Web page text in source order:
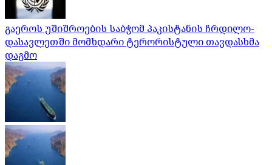
გაეროს უშიშროების საბჭომ პაკისტანის ჩრდილო-
დასავლეთში მომხდარი ტერორისტული თავდასხმა
დაგმო